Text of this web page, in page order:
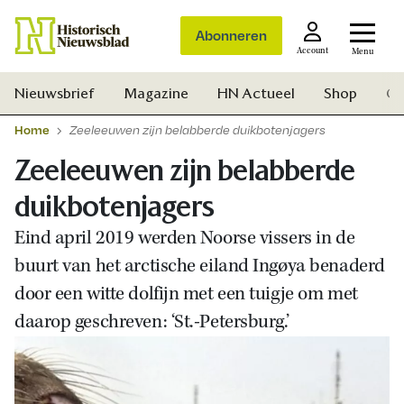
Abonneren
Account Menu
Nieuwsbrief Magazine HN Actueel Shop
Home Zeeleeuwen zijn belabberde duikbotenjagers
Zeeleeuwen zijn belabberde
duikbotenjagers
Eind april 2019 werden Noorse vissers in de
buurt van het arctische eiland Ingøya benaderd
door een witte dolfijn met een tuigje om met
daarop geschreven: ‘St.-Petersburg.’